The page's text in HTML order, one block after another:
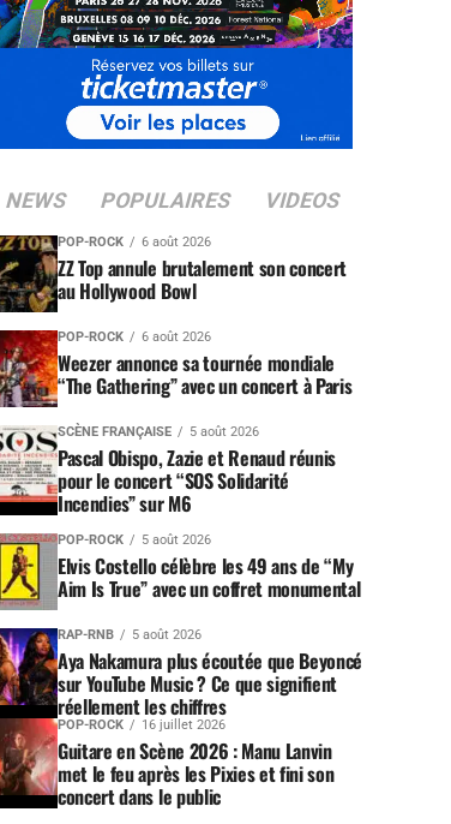
NEWS POPULAIRES VIDEOS
POP-ROCK 6 août 2026
ZZ Top annule brutalement son concert
au Hollywood Bowl
POP-ROCK 6 août 2026
Weezer annonce sa tournée mondiale
“The Gathering” avec un concert à Paris
SCÈNE FRANÇAISE 5 août 2026
Pascal Obispo, Zazie et Renaud réunis
pour le concert “SOS Solidarité
Incendies” sur M6
POP-ROCK 5 août 2026
Elvis Costello célèbre les 49 ans de “My
Aim Is True” avec un coffret monumental
RAP-RNB 5 août 2026
Aya Nakamura plus écoutée que Beyoncé
sur YouTube Music ? Ce que signifient
réellement les chiffres
POP-ROCK 16 juillet 2026
Guitare en Scène 2026 : Manu Lanvin
met le feu après les Pixies et fini son
concert dans le public